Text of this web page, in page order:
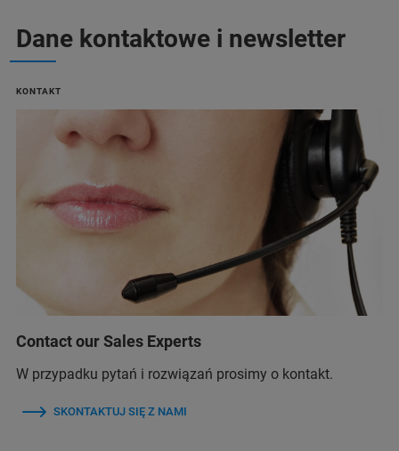
Dane kontaktowe i newsletter
KONTAKT
Contact our Sales Experts
W przypadku pytań i rozwiązań prosimy o kontakt.
SKONTAKTUJ SIĘ Z NAMI